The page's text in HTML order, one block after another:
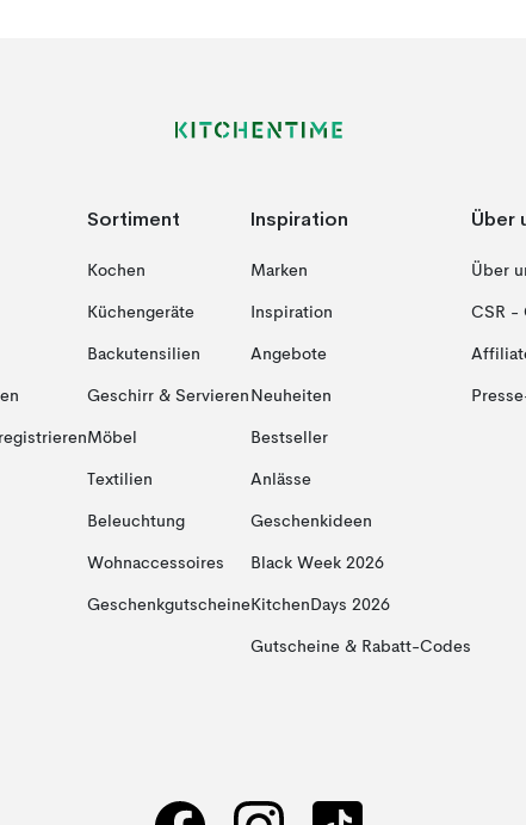
Sortiment
Kochen
Küchengeräte
Backutensilien
Geschirr & Servieren
Möbel
Textilien
Beleuchtung
Wohnaccessoires
Geschenkgutscheine
Inspiration
Marken
Inspiration
Angebote
Neuheiten
Bestseller
Anlässe
Geschenkideen
Black Week 2026
KitchenDays 2026
Gutscheine & Rabatt-Codes
Über
Über
CSR -